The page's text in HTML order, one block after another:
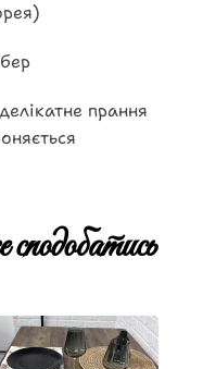
делікатне прання